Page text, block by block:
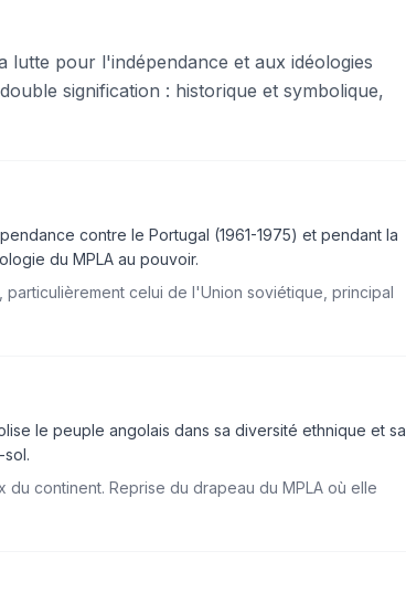
lutte pour l'indépendance et aux idéologies
signification : historique et symbolique,
contre le Portugal (1961-1975) et pendant la
du MPLA au pouvoir.
celui de l'Union soviétique, principal
le peuple angolais dans sa diversité ethnique et sa
continent. Reprise du drapeau du MPLA où elle